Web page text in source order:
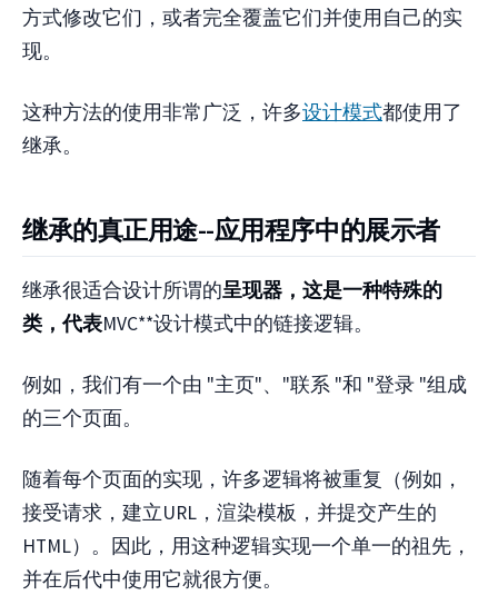
方式修改它们，或者完全覆盖它们并使用自己的实
现。
这种方法的使用非常广泛，许多设计模式都使用了
继承。
继承的真正用途--应用程序中的展示者
继承很适合设计所谓的呈现器，这是一种特殊的
类，代表MVC**设计模式中的链接逻辑。
例如，我们有一个由 "主页"、"联系 "和 "登录 "组成
的三个页面。
随着每个页面的实现，许多逻辑将被重复（例如，
接受请求，建立URL，渲染模板，并提交产生的
HTML）。因此，用这种逻辑实现一个单一的祖先，
并在后代中使用它就很方便。